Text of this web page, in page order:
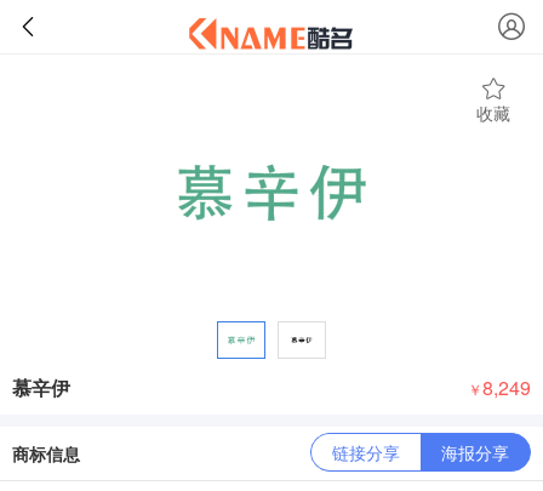
收藏
慕辛伊 ￥8,249
商标信息 链接分享 海报分享